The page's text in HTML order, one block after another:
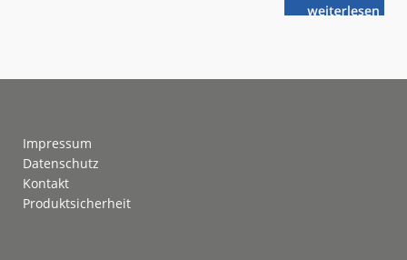
weiterlese
nMelsungen:
Impressum
Datenschutz
Kontakt
Produktsicherheit